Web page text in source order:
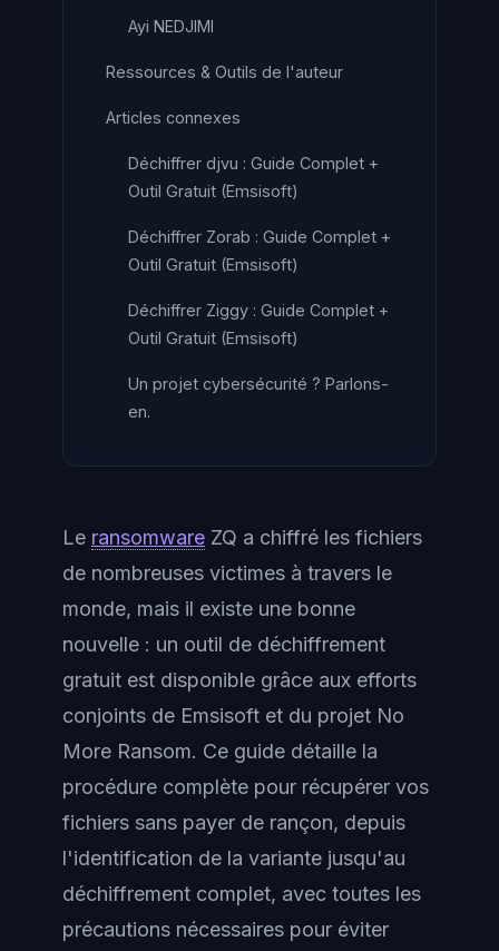
Ayi NEDJIMI
Ressources & Outils de l'auteur
Articles connexes
Déchiffrer djvu : Guide Complet +
Outil Gratuit (Emsisoft)
Déchiffrer Zorab : Guide Complet +
Outil Gratuit (Emsisoft)
Déchiffrer Ziggy : Guide Complet +
Outil Gratuit (Emsisoft)
Un projet cybersécurité ? Parlons-
en.
Le ransomware ZQ a chiffré les fichiers
de nombreuses victimes à travers le
monde, mais il existe une bonne
nouvelle : un outil de déchiffrement
gratuit est disponible grâce aux efforts
conjoints de Emsisoft et du projet No
More Ransom. Ce guide détaille la
procédure complète pour récupérer vos
fichiers sans payer de rançon, depuis
l'identification de la variante jusqu'au
déchiffrement complet, avec toutes les
précautions nécessaires pour éviter